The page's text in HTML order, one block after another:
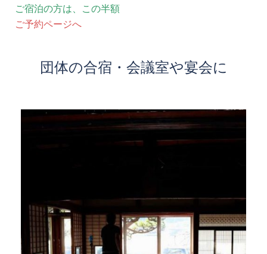
ご宿泊の方は、この半額
ご予約ページへ
団体の合宿・会議室や宴会に